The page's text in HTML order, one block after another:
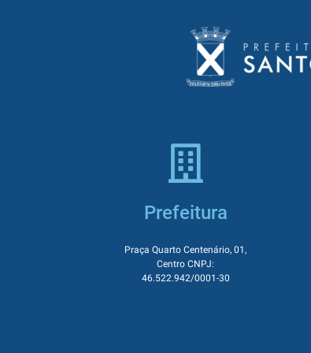
Prefeitura
Praça Quarto Centenário, 01,
Centro CNPJ:
46.522.942/0001-30